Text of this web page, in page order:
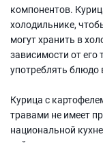
компонентов.
холодильнике,
могут хранить в
зависимости от его
употреблять блюдо
Курица с
травами не имеет
национальной